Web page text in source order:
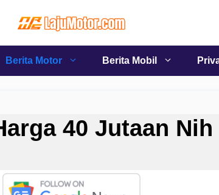
Berita Motor Berita Mobil
40 Jutaan Nih